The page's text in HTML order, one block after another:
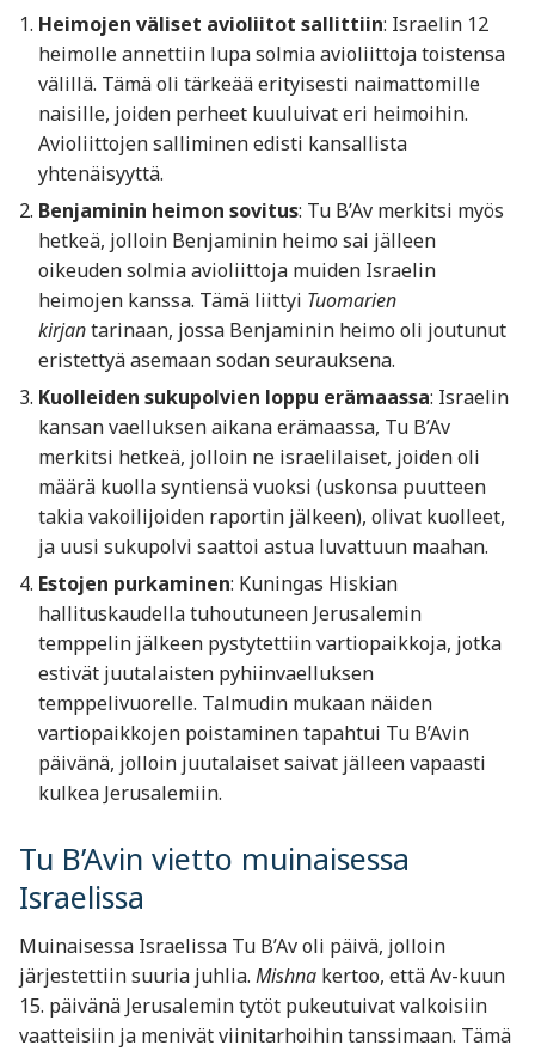
Heimojen väliset avioliitot sallittiin: Israelin 12
heimolle annettiin lupa solmia avioliittoja toistensa
välillä. Tämä oli tärkeää erityisesti naimattomille
naisille, joiden perheet kuuluivat eri heimoihin.
Avioliittojen salliminen edisti kansallista
yhtenäisyyttä.
Benjaminin heimon sovitus: Tu B’Av merkitsi myös
hetkeä, jolloin Benjaminin heimo sai jälleen
oikeuden solmia avioliittoja muiden Israelin
heimojen kanssa. Tämä liittyi Tuomarien
kirjantarinaan, jossa Benjaminin heimo oli joutunut
eristettyä asemaan sodan seurauksena.
Kuolleiden sukupolvien loppu erämaassa: Israelin
kansan vaelluksen aikana erämaassa, Tu B’Av
merkitsi hetkeä, jolloin ne israelilaiset, joiden oli
määrä kuolla syntiensä vuoksi (uskonsa puutteen
takia vakoilijoiden raportin jälkeen), olivat kuolleet,
ja uusi sukupolvi saattoi astua luvattuun maahan.
Estojen purkaminen: Kuningas Hiskian
hallituskaudella tuhoutuneen Jerusalemin
temppelin jälkeen pystytettiin vartiopaikkoja, jotka
estivät juutalaisten pyhiinvaelluksen
temppelivuorelle. Talmudin mukaan näiden
vartiopaikkojen poistaminen tapahtui Tu B’Avin
päivänä, jolloin juutalaiset saivat jälleen vapaasti
kulkea Jerusalemiin.
Tu B’Avin vietto muinaisessa
Israelissa
Muinaisessa Israelissa Tu B’Av oli päivä, jolloin
järjestettiin suuria juhlia. Mishna kertoo, että Av-kuun
15. päivänä Jerusalemin tytöt pukeutuivat valkoisiin
vaatteisiin ja menivät viinitarhoihin tanssimaan. Tämä